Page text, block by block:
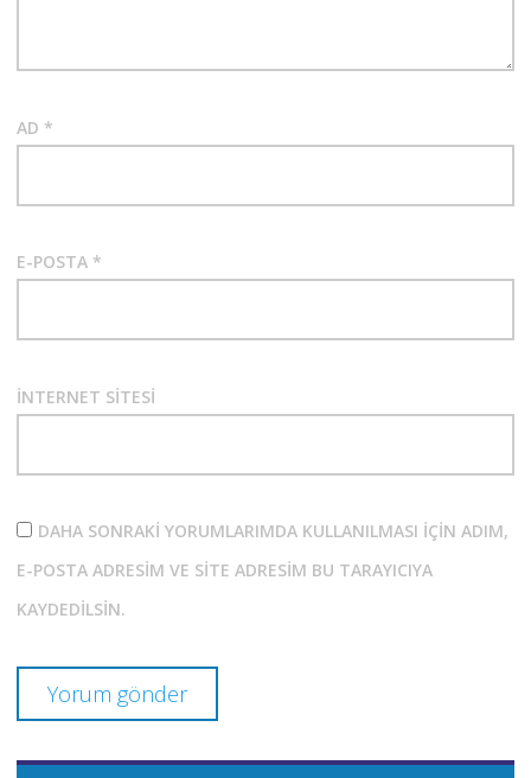
AD *
E-POSTA *
İNTERNET SITESI
DAHA SONRAKI YORUMLARIMDA KULLANILMASI IÇIN ADIM,
E-POSTA ADRESIM VE SITE ADRESIM BU TARAYICIYA
KAYDEDILSIN.